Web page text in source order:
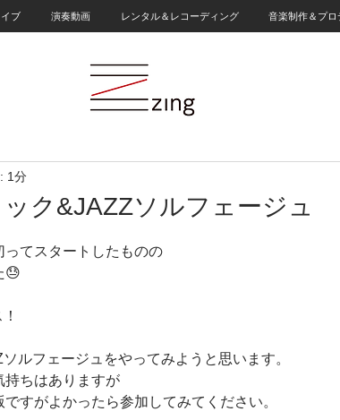
ブ 演奏動画 レンタル＆レコーディング 音楽制作＆プロ
ク&JAZZソルフェージュ
1分
てスタートしたものの
😓
ルフェージュをやってみようと思います。
持ちはありますが
すがよかったら参加してみてください。